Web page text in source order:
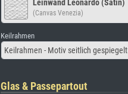
Leinwand Leonardo (Satin)
(Canvas Venezia)
Keilrahmen
Keilrahmen - Motiv seitlich gespiegelt
Glas & Passepartout